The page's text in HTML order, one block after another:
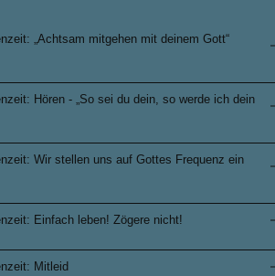
„Achtsam mitgehen mit deinem Gott“
Hören - „So sei du dein, so werde ich dein
Wir stellen uns auf Gottes Frequenz ein
Einfach leben! Zögere nicht!
Mitleid